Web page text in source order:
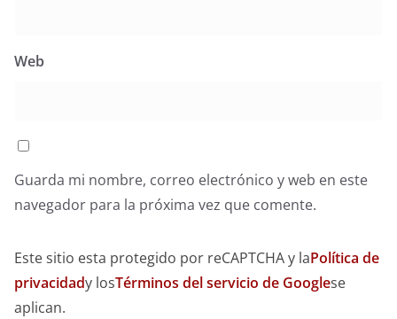
Web
Guarda mi nombre, correo electrónico y web en este
navegador para la próxima vez que comente.
Este sitio esta protegido por reCAPTCHA y laPolítica de
privacidady losTérminos del servicio de Googlese
aplican.